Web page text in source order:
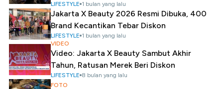
LIFESTYLE 1 bulan yang lalu
Jakarta X Beauty 2026 Resmi Dibuka, 400
Brand Kecantikan Tebar Diskon
LIFESTYLE 1 bulan yang lalu
VIDEO
Video: Jakarta X Beauty Sambut Akhir
Tahun, Ratusan Merek Beri Diskon
LIFESTYLE 8 bulan yang lalu
FOTO